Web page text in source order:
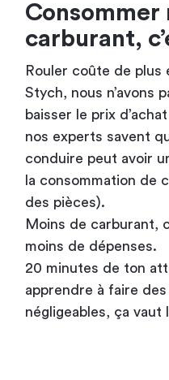
Consommer
carburant,
Rouler coûte de plus
Stych, nous n’avons
baisser le prix
nos experts savent
conduire peut avoir
la consommation de
des pièces).
Moins de carburant,
moins de dépenses.
20 minutes de ton
apprendre à faire
négligeables, ça vaut